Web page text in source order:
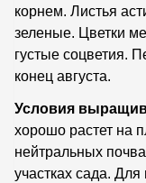
корнем. Листья
зеленые. Цветки
густые соцветия.
конец августа.
Условия
хорошо растет на
нейтральных
участках сада.